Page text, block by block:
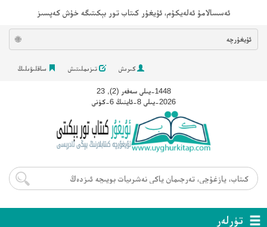
ئەسسالامۇ ئەلەيكۇم، ئۇيغۇر كىتاب تور بېكىتىگە خۇش كەپسىز
ئۇيغۇرچە 🌐
كىرىش تىزىملىتىش ساقلىۋىلىڭ
1448-يىلى سەفەر (2), 23
2026-يىلى 8-ئاينىڭ 6-كۈنى
تۈرلەر